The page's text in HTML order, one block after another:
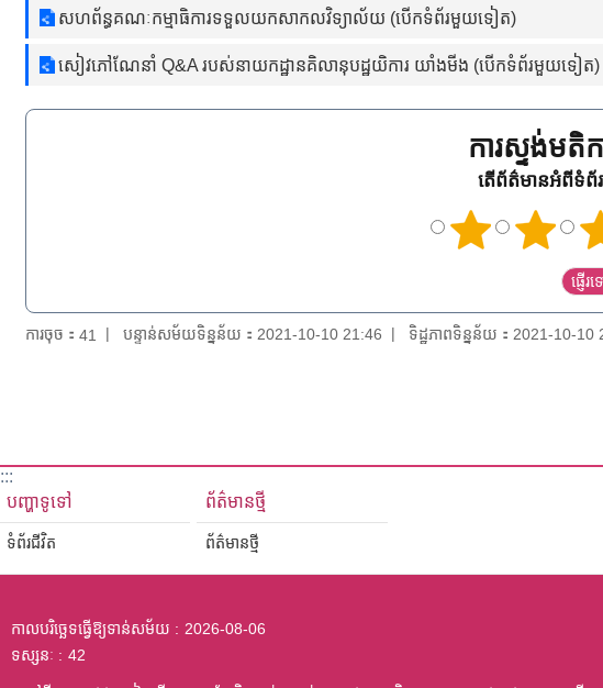
សហព័ន្ធគណៈកម្មាធិការទទួលយកសាកលវិទ្យាល័យ (បើកទំព័រមួយទៀត)
សៀវភៅណែនាំ Q&A របស់នាយកដ្ឋានគិលានុបដ្ឋយិការ យាំងមីង (បើកទំព័រមួយទៀត)
ការស្ទង់មតិ
តើព័ត៌មានអំពីទំព័
ការចុច： 41 បន្ទាន់សម័យទិន្នន័យ：2021-10-10 21:46 ទិដ្ឋភាពទិន្នន័យ：2021-10-10
:::
បញ្ហាទូទៅ
ទំព័រជីវិត
ព័ត៌មានថ្មី
ព័ត៌មានថ្មី
កាលបរិច្ឆេទធ្វើឱ្យទាន់សម័យ
2026-08-06
ទស្សនៈ
42